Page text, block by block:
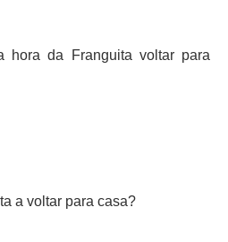
hora da Franguita voltar para
a voltar para casa?